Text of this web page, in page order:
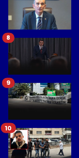
8
9
10